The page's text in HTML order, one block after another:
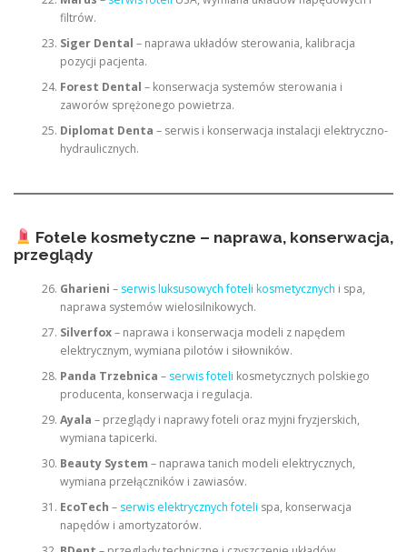
filtrów.
Siger Dental – naprawa układów sterowania, kalibracja
pozycji pacjenta.
Forest Dental – konserwacja systemów sterowania i
zaworów sprężonego powietrza.
Diplomat Denta – serwis i konserwacja instalacji elektryczno-
hydraulicznych.
Fotele kosmetyczne – naprawa, konserwacja,
przeglądy
Gharieni – serwis luksusowych foteli kosmetycznych i spa,
naprawa systemów wielosilnikowych.
Silverfox– naprawa i konserwacja modeli z napędem
elektrycznym, wymiana pilotów i siłowników.
Panda Trzebnica – serwis foteli kosmetycznych polskiego
producenta, konserwacja i regulacja.
Ayala – przeglądy i naprawy foteli oraz myjni fryzjerskich,
wymiana tapicerki.
Beauty System – naprawa tanich modeli elektrycznych,
wymiana przełączników i zawiasów.
EcoTech – serwis elektrycznych foteli spa, konserwacja
napędów i amortyzatorów.